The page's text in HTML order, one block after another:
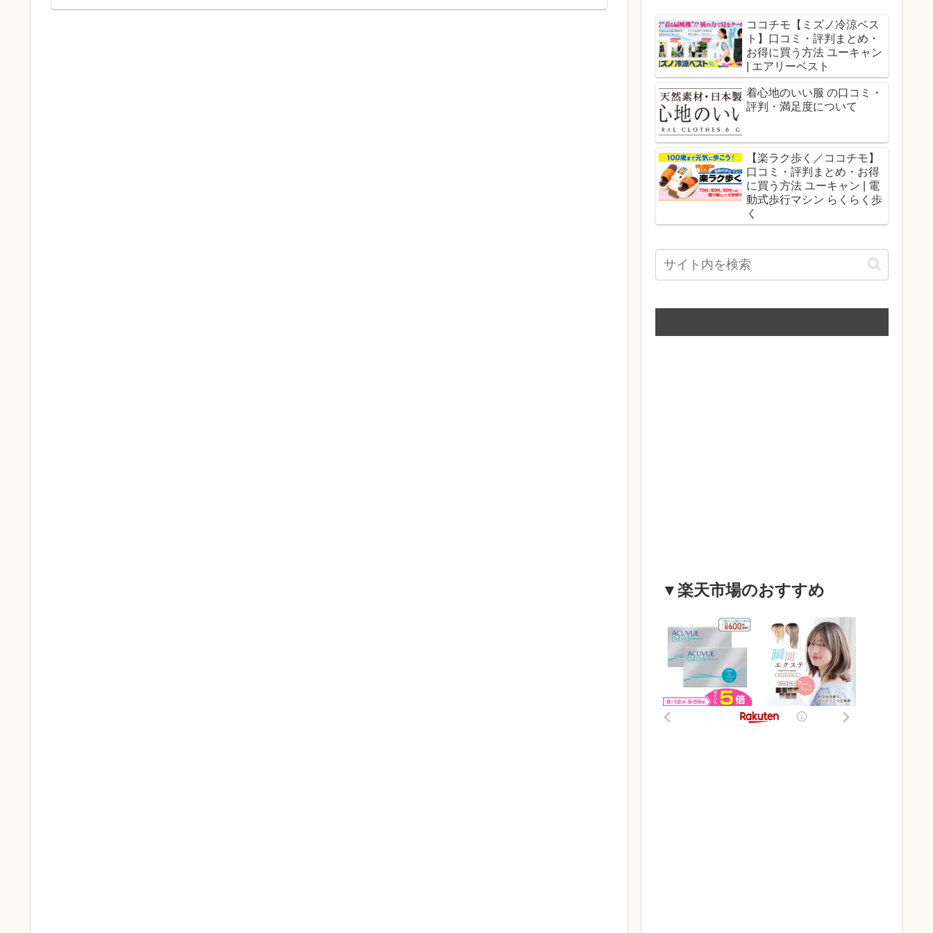
ココチモ【ミズノ冷涼ベス
ト】口コミ・評判まとめ・
お得に買う方法 ユーキャン
| エアリーベスト
着心地のいい服 の口コミ・
評判・満足度について
【楽ラク歩く／ココチモ】
口コミ・評判まとめ・お得
に買う方法 ユーキャン | 電
動式歩行マシン らくらく歩
く
▼楽天市場のおすすめ